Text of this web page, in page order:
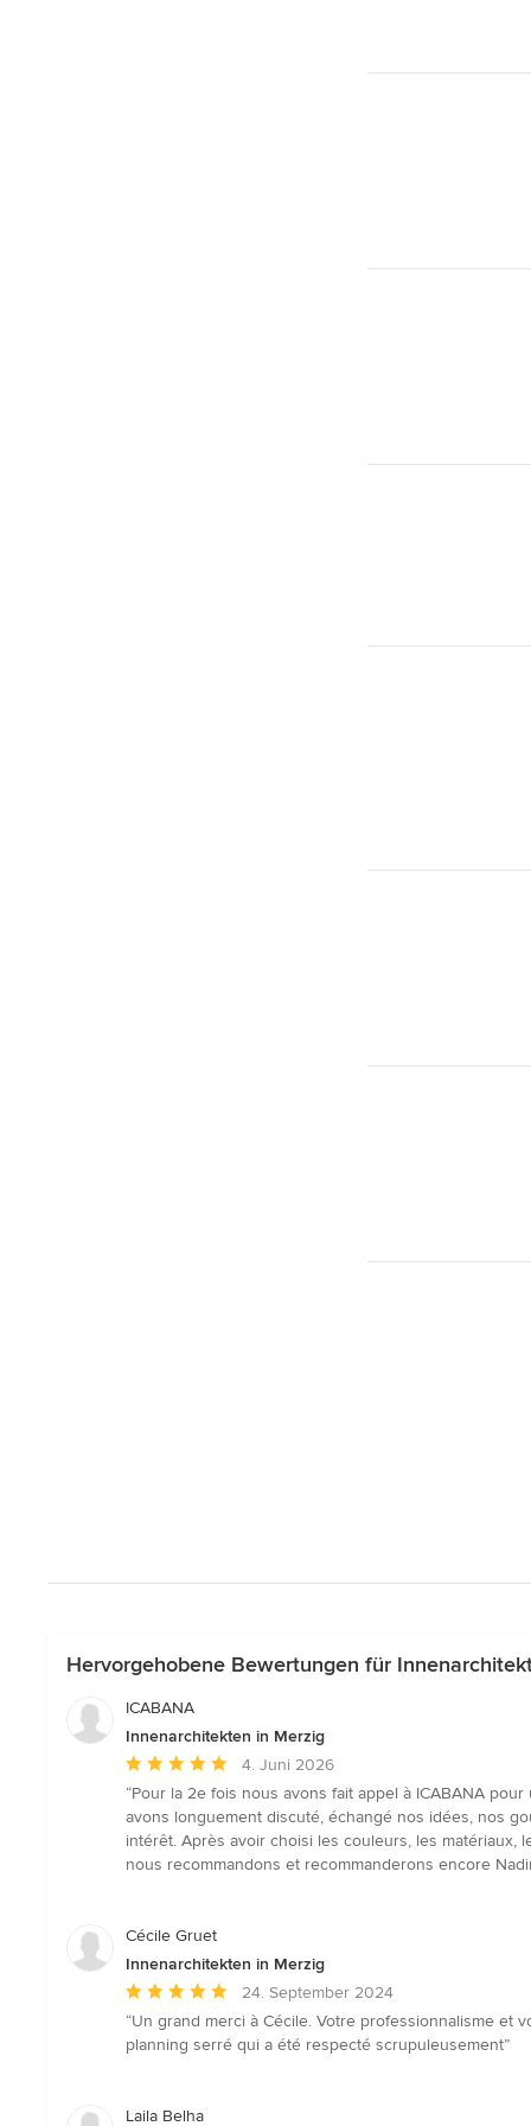
Hervorgehobene Bewertungen für
ICABANA
Innenarchitekten in Merzig
Durchschnittliche
Bewertung:
5
von
5
4. Juni 2026
“Pour la 2e fois nous avons fait appel à ICABANA
avons longuement discuté, échangé nos idées, nos
intérêt. Après avoir choisi les couleurs, les
nous recommandons et recommanderons encore
Cécile Gruet
Innenarchitekten in Merzig
Durchschnittliche
Bewertung:
5
Sternen
24. September 2024
“Un grand merci à Cécile. Votre professionnalisme et
planning serré qui a été respecté scrupuleusement”
Laila Belha